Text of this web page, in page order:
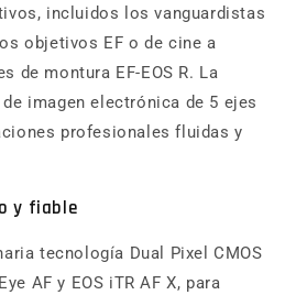
incluidos los vanguardistas
objetivos EF o de cine a
de montura EF-EOS R. La
imagen electrónica de 5 ejes
profesionales fluidas y
y fiable
tecnología Dual Pixel CMOS
AF y EOS iTR AF X, para